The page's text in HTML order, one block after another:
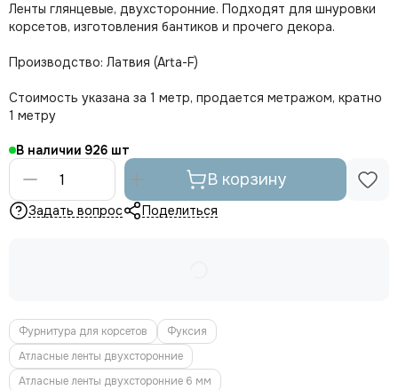
Ленты глянцевые, двухсторонние. Подходят для шнуровки
корсетов, изготовления бантиков и прочего декора.
Производство: Латвия (Arta-F)
Стоимость указана за 1 метр, продается метражом, кратно
1 метру
В наличии 926
В корзину
Задать вопрос Поделиться
Фурнитура для корсетов
Фуксия
Атласные ленты двухсторонние
Атласные ленты двухсторонние 6 мм